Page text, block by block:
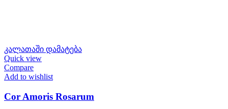
კალათაში დამატება
Quick view
Compare
Add to wishlist
Cor Amoris Rosarum